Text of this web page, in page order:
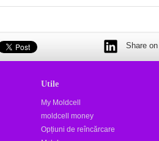
Share
Utile
My Moldcell
moldcell money
Opțiuni de reîncărcare